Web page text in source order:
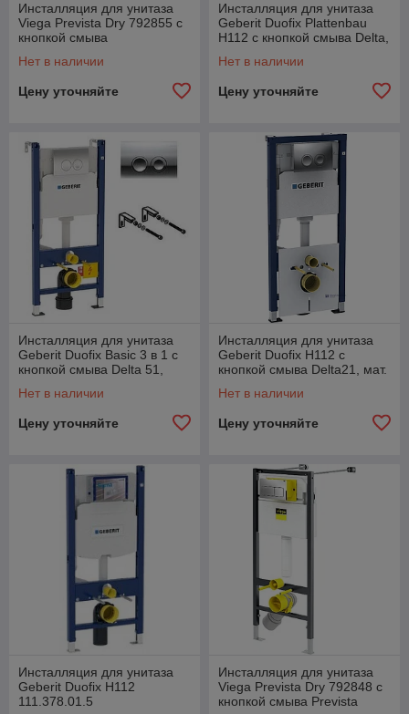
Инсталляция для унитаза
Viega Prevista Dry 792855 с
кнопкой смыва
Нет в наличии
Цену уточняйте
Инсталляция для унитаза
Geberit Duofix Plattenbau
H112 с кнопкой смыва Delta,
Нет в наличии
Цену уточняйте
Инсталляция для унитаза
Geberit Duofix Basic 3 в 1 c
кнопкой смыва Delta 51,
Нет в наличии
Цену уточняйте
Инсталляция для унитаза
Geberit Duofix H112 с
кнопкой смыва Delta21, мат.
Нет в наличии
Цену уточняйте
Инсталляция для унитаза
Geberit Duofix H112
111.378.01.5
Инсталляция для унитаза
Viega Prevista Dry 792848 с
кнопкой смыва Prevista